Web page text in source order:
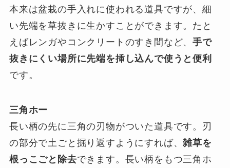
本来は盆栽の手入れに使われる道具ですが、細
い先端を草抜きに生かすことができます。たと
えばレンガやコンクリートのすき間など、手で
抜きにくい場所に先端を挿し込んで使うと便利
です。
三角ホー
長い柄の先に三角の刃物がついた道具です。刃
の部分で土ごと掘り返すようにすれば、雑草を
根っこごと除去できます。長い柄をもつ三角ホ